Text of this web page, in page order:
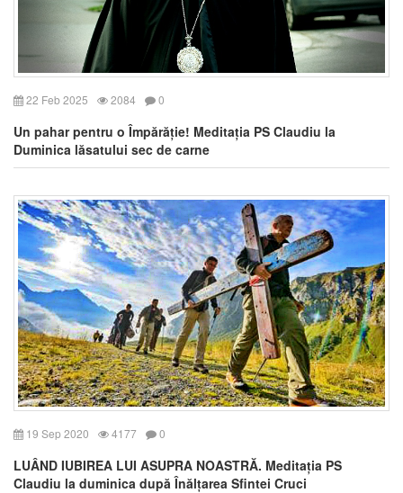
22 Feb 2025 2084 0
Un pahar pentru o Împărăție! Meditația PS Claudiu la
Duminica lăsatului sec de carne
19 Sep 2020 4177 0
LUÂND IUBIREA LUI ASUPRA NOASTRĂ. Meditația PS
Claudiu la duminica după Înălțarea Sfintei Cruci